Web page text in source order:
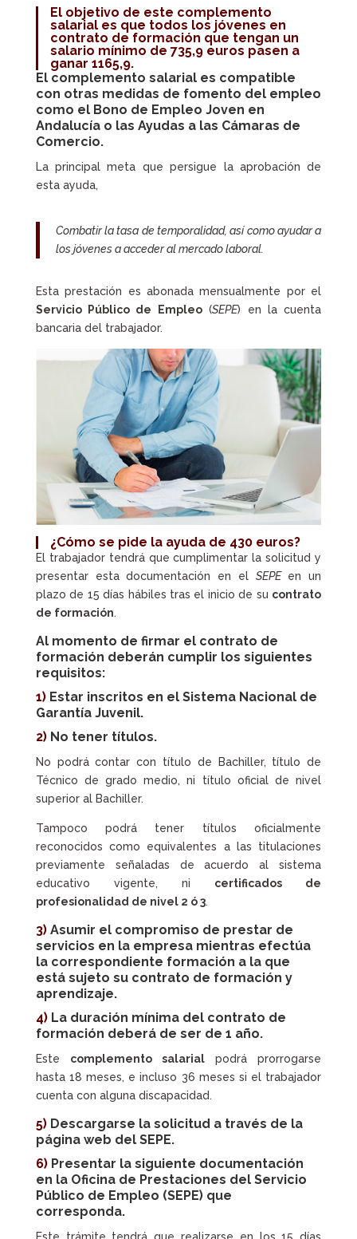
El objetivo de este complemento
salarial es que todos los jóvenes en
contrato de formación que tengan un
salario mínimo de 735,9 euros pasen a
ganar 1165,9.
El complemento salarial es compatible
con otras medidas de fomento del empleo
como el Bono de Empleo Joven en
Andalucía o las Ayudas a las Cámaras de
Comercio.
La principal meta que persigue la aprobación de
esta ayuda,
Combatir la tasa de temporalidad, así como ayudar a
los jóvenes a acceder al mercado laboral.
Esta prestación es abonada mensualmente por el
Servicio Público de Empleo(SEPE) en la cuenta
bancaria del trabajador.
¿Cómo se pide la ayuda de 430 euros?
El trabajador tendrá que cumplimentar la solicitud y
presentar esta documentación en el SEPEen un
plazo de 15 días hábiles tras el inicio de su contrato
de formación.
Al momento de firmar el contrato de
formación deberán cumplir los siguientes
requisitos:
1)Estar inscritos en el Sistema Nacional de
Garantía Juvenil.
2)No tener títulos.
No podrá contar con título de Bachiller, título de
Técnico de grado medio, ni título oficial de nivel
superior al Bachiller.
Tampoco podrá tener títulos oficialmente
reconocidos como equivalentes a las titulaciones
previamente señaladas de acuerdo al sistema
educativo vigente, ni certificados de
profesionalidad de nivel 2 ó 3.
3)Asumir el compromiso de prestar de
servicios en la empresa mientras efectúa
la correspondiente formación a la que
está sujeto su contrato de formación y
aprendizaje.
4)La duración mínima del contrato de
formación deberá de ser de 1 año.
Este complemento salarial podrá prorrogarse
hasta 18 meses, e incluso 36 meses si el trabajador
cuenta con alguna discapacidad.
5)Descargarse la solicitud a través de la
página web del SEPE.
6)Presentar la siguiente documentación
en la Oficina de Prestaciones del Servicio
Público de Empleo (SEPE) que
corresponda.
Este trámite tendrá que realizarse en los 15 días